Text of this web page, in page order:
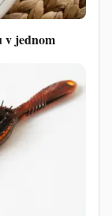
v jednom